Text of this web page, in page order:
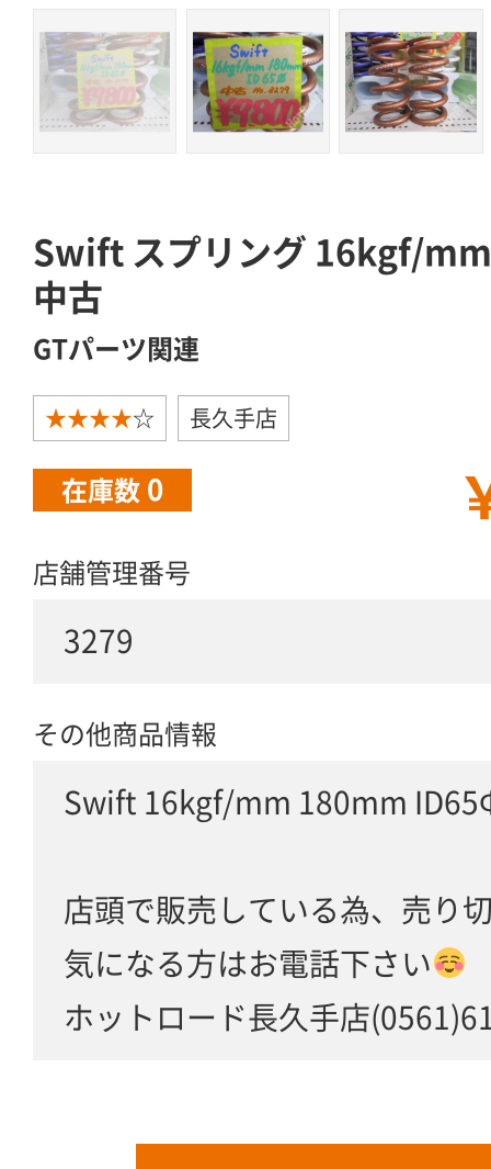
Swift スプリング 16kgf/
中古
GTパーツ関連
★★★★☆ 長久手店
在庫数 0
店舗管理番号
3279
その他商品情報
Swift 16kgf/mm 180mm
店頭で販売している為、売り
気になる方はお電話下さい
ホットロード長久手店